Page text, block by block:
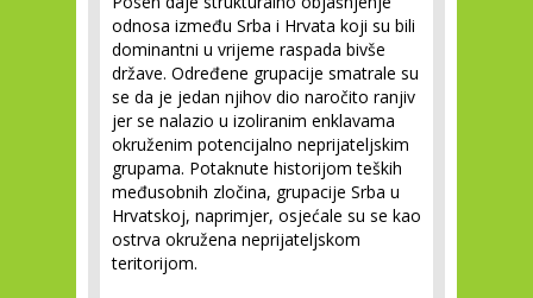
odnosa između Srba i Hrvata koji su bili
dominantni u vrijeme raspada bivše
države. Određene grupacije smatrale su
se da je jedan njihov dio naročito ranjiv
jer se nalazio u izoliranim enklavama
okruženim potencijalno neprijateljskim
grupama. Potaknute historijom teških
međusobnih zločina, grupacije Srba u
Hrvatskoj, naprimjer, osjećale su se kao
ostrva okružena neprijateljskom
teritorijom.